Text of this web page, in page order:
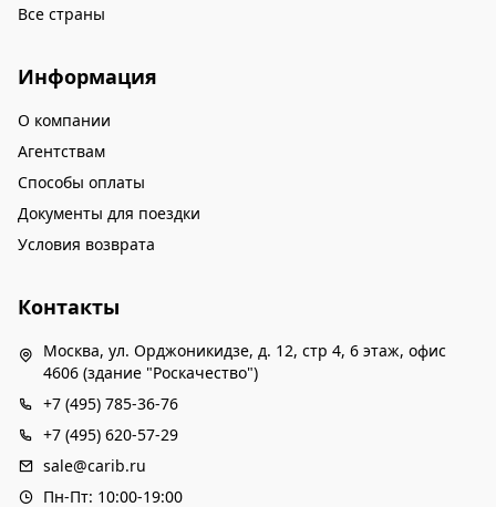
Все страны
Информация
О компании
Агентствам
Способы оплаты
Документы для поездки
Условия возврата
Контакты
Москва, ул. Орджоникидзе, д. 12, стр 4, 6 этаж, офис
4606 (здание "Роскачество")
+7 (495) 785-36-76
+7 (495) 620-57-29
sale@carib.ru
Пн-Пт: 10:00-19:00